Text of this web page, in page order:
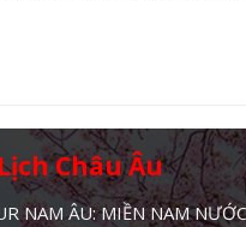
Châu Âu
NAM ÂU: MIỀN NAM